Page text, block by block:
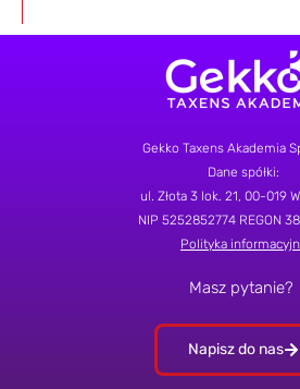
Gekko Taxens Akademia
Dane spółki:
ul. Złota 3 lok. 21 , 00-019
NIP 5252852774 REGON
Polityka
Masz pytanie?
Napisz do nas